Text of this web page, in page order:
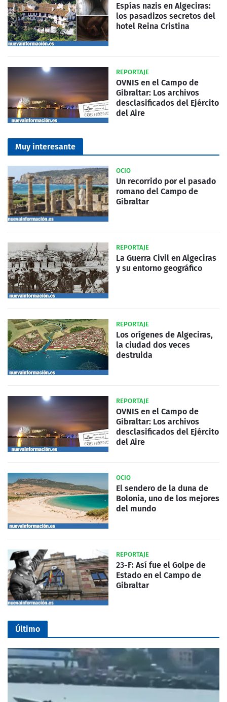
Espías nazis en Algeciras:
los pasadizos secretos del
hotel Reina Cristina
REPORTAJE
OVNIS en el Campo de
Gibraltar: Los archivos
desclasificados del Ejército
del Aire
Muy interesante
OCIO
Un recorrido por el pasado
romano del Campo de
Gibraltar
REPORTAJE
La Guerra Civil en Algeciras
y su entorno geográfico
REPORTAJE
Los orígenes de Algeciras,
la ciudad dos veces
destruida
REPORTAJE
OVNIS en el Campo de
Gibraltar: Los archivos
desclasificados del Ejército
del Aire
OCIO
El sendero de la duna de
Bolonia, uno de los mejores
del mundo
REPORTAJE
23-F: Así fue el Golpe de
Estado en el Campo de
Gibraltar
Último